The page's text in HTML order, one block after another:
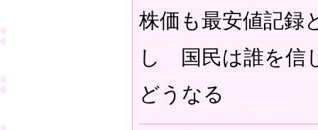
株価も最安値記録
し 国民は誰を信
どうなる